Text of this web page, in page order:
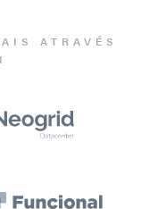
ATRAVÉS